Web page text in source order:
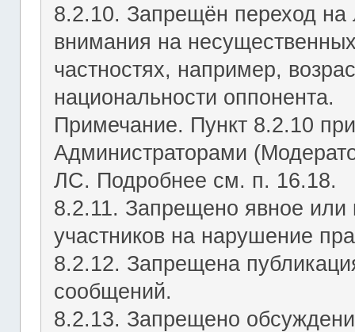
8.2.10. Запрещён переход на
внимания на
частностях, например,
национальности оппонента.
Примечание. Пункт 8.2.10
Администраторами
ЛС. Подробнее см. п. 16.18.
8.2.11. Запрещено явное или
участников на нарушение
8.2.12. Запрещена
сообщений.
8.2.13. Запрещено